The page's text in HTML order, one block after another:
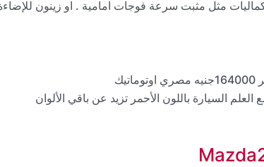
مثل مثبت سرعة فوجات امامية . او زينون
. مع العلم السيارة باللون الأحمر تزيد عن باقي الألوان